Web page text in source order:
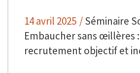
14 avril 2025 /Séminaire
Embaucher sans œillères
recrutement objectif et